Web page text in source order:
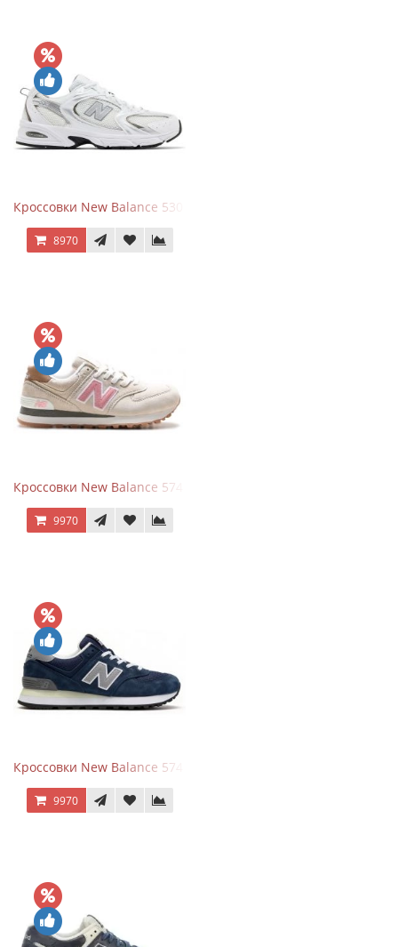
Кроссовки New Balance 530 White Silver Metallic
8970
Кроссовки New Balance 574 Power Beige Pink
9970
Кроссовки New Balance 574 Classic Blue Grey
9970